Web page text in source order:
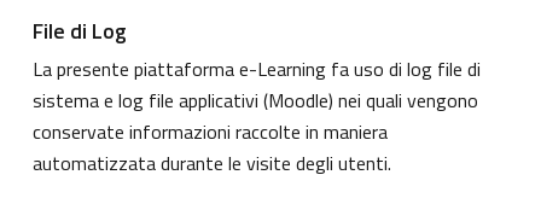
File di Log
La presente piattaforma e-Learning fa uso di log file di
sistema e log file applicativi (Moodle) nei quali vengono
conservate informazioni raccolte in maniera
automatizzata durante le visite degli utenti.